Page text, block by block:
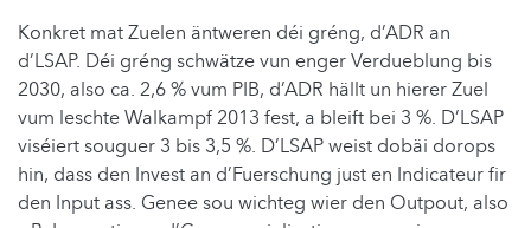
Konkret mat Zuelen äntweren déi gréng, d’ADR an
d’LSAP. Déi gréng schwätze vun enger Verdueblung bis
2030, also ca. 2,6 % vum PIB, d’ADR hällt un hierer Zuel
vum leschte Walkampf 2013 fest, a bleift bei 3 %. D’LSAP
viséiert souguer 3 bis 3,5 %. D’LSAP weist dobäi dorops
hin, dass den Invest an d’Fuerschung just en Indicateur fir
den Input ass. Genee sou wichteg wier den Outpout, also